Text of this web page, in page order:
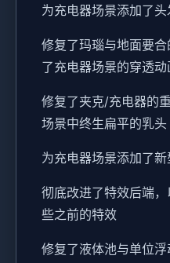
为充电器场景添加了头
修复了玛瑙与地面要
了充电器场景的穿透动
修复了夹克/充电器的
场景中终生扁平的乳头
为充电器场景添加了
彻底改进了特效后端
些之前的特效
修复了液体池与单位